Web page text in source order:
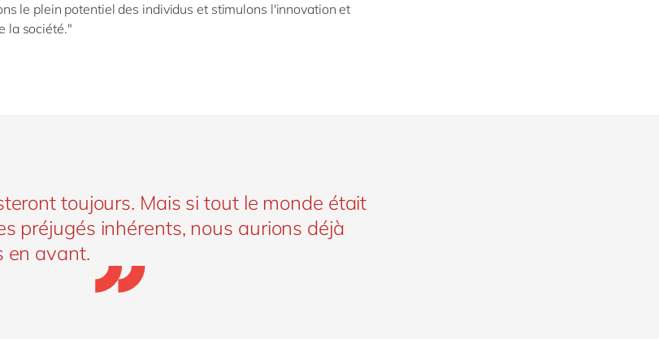
le plein potentiel des individus et stimulons l'innovation et
la société."
toujours. Mais si tout le monde était
préjugés inhérents, nous aurions déjà
en avant.